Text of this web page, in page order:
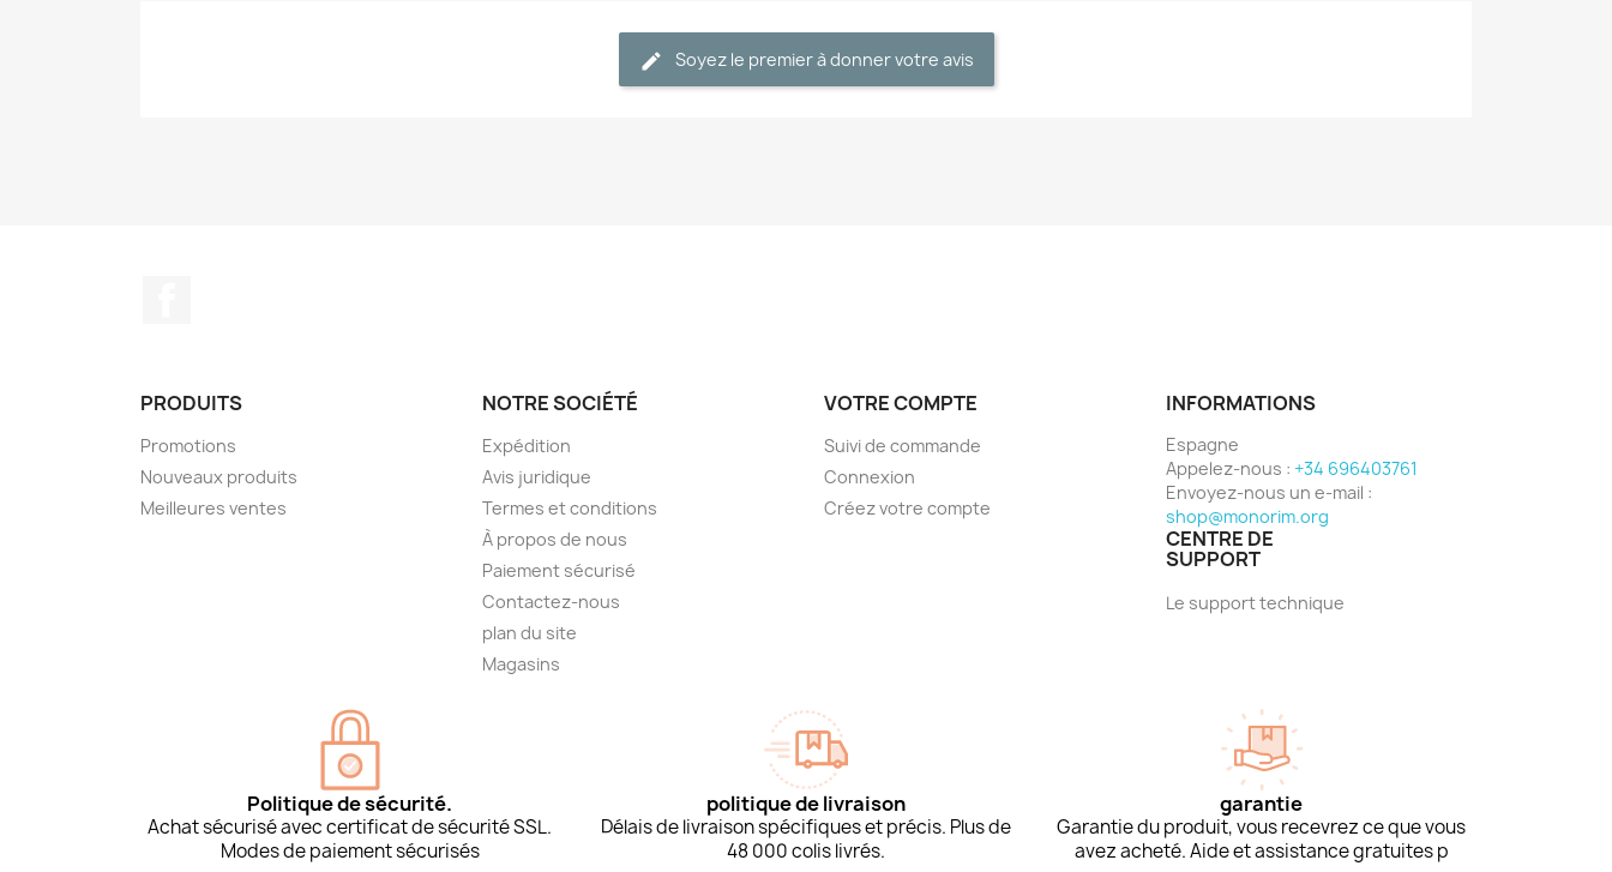
Soyez le premier à donner votre avis
PRODUITS
Promotions
Nouveaux produits
Meilleures ventes
NOTRE SOCIÉTÉ
Expédition
Avis juridique
Termes et conditions
À propos de nous
Paiement sécurisé
Contactez-nous
plan du site
Magasins
VOTRE COMPTE
Suivi de commande
Connexion
Créez votre compte
INFORMATIONS
Espagne
Appelez-nous : +34 696403761
Envoyez-nous un e-mail :
shop@monorim.org
CENTRE DE
SUPPORT
Le support technique
Politique de sécurité.
Achat sécurisé avec certificat de sécurité SSL.
Modes de paiement sécurisés
politique de livraison
Délais de livraison spécifiques et précis. Plus de
48 000 colis livrés.
garantie
Garantie du produit, vous recevrez ce que vous
avez acheté. Aide et assistance gratuites p